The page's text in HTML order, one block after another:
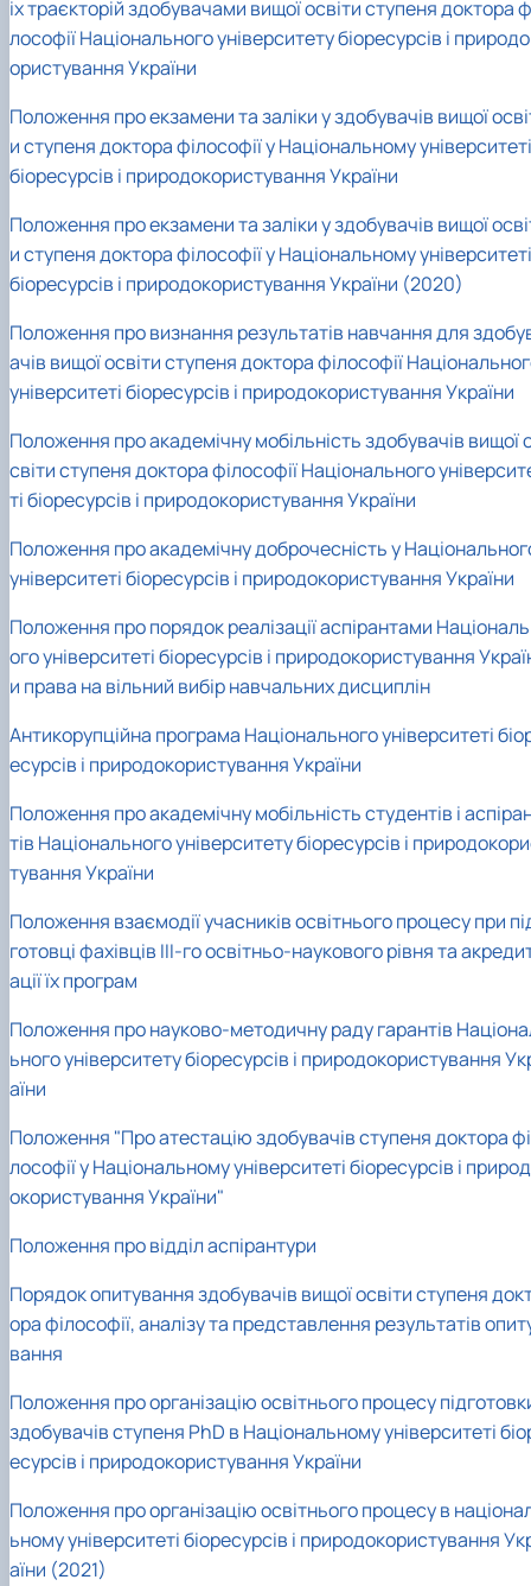
іх траєкторій здобувачами вищої освіти ступеня доктора
лософії Національного університету біоресурсів і
ористування України
Положення про екзамени та заліки у здобувачів вищої
и ступеня доктора філософії у Національному університеті
біоресурсів і природокористування України
Положення про екзамени та заліки у здобувачів вищої
и ступеня доктора філософії у Національному університеті
біоресурсів і природокористування України (2020)
Положення про визнання результатів навчання для
ачів вищої освіти ступеня доктора філософії
університеті біоресурсів і природокористування України
Положення про академічну мобільність здобувачів вищої
світи ступеня доктора філософії Національного
ті біоресурсів і природокористування України
Положення про академічну доброчесність у
університеті біоресурсів і природокористування України
Положення про порядок реалізації аспірантами
ого університеті біоресурсів і природокористування
и права на вільний вибір навчальних дисциплін
Антикорупційна програма Національного університеті
есурсів і природокористування України
Положення про академічну мобільність студентів і
тів Національного університету біоресурсів і
тування України
Положення взаємодії учасників освітнього процесу при
готовці фахівців III-го освітньо-наукового рівня та
ації їх програм
Положення про науково-методичну раду гарантів
ьного університету біоресурсів і природокористування
аїни
Положення "Про атестацію здобувачів ступеня доктора фі
лософії у Національному університеті біоресурсів і природ
окористування України"
Положення про відділ аспірантури
Порядок опитування здобувачів вищої освіти ступеня
ора філософії, аналізу та представлення результатів
вання
Положення про організацію освітнього процесу
здобувачів ступеня PhD в Національному університеті
есурсів і природокористування України
Положення про організацію освітнього процесу в
ьному університеті біоресурсів і природокористування
аїни (2021)